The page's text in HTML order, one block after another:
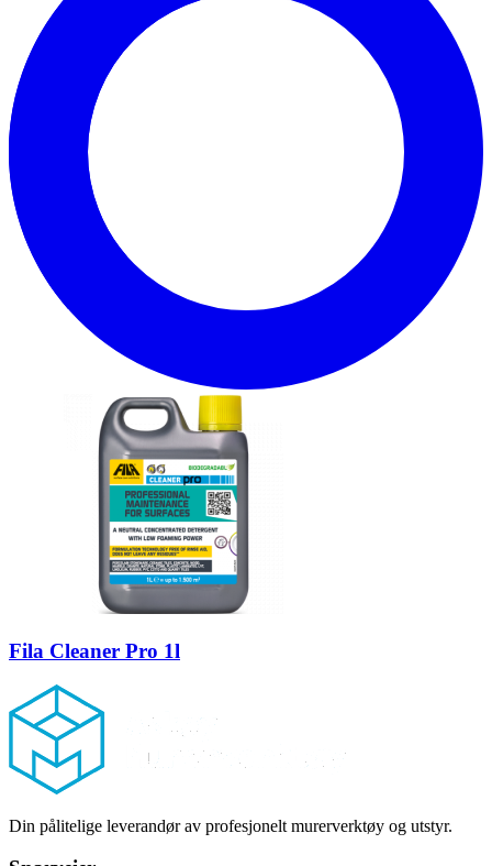
Fila Cleaner Pro 1l
Footer
Din pålitelige leverandør av profesjonelt murerverktøy og utstyr.